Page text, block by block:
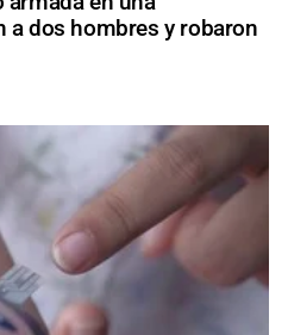
a dos hombres y robaron